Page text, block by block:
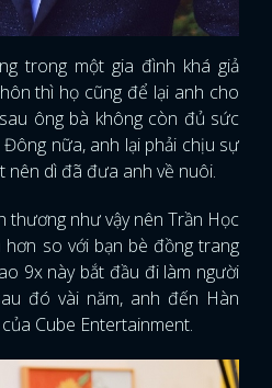
trong một gia đình khá giả
thì họ cũng để lại anh cho
ông bà không còn đủ sức
nữa, anh lại phải chịu sự
nên dì đã đưa anh về nuôi.
thương như vậy nên Trần Học
so với bạn bè đồng trang
9x này bắt đầu đi làm người
đó vài năm, anh đến Hàn
Cube Entertainment.